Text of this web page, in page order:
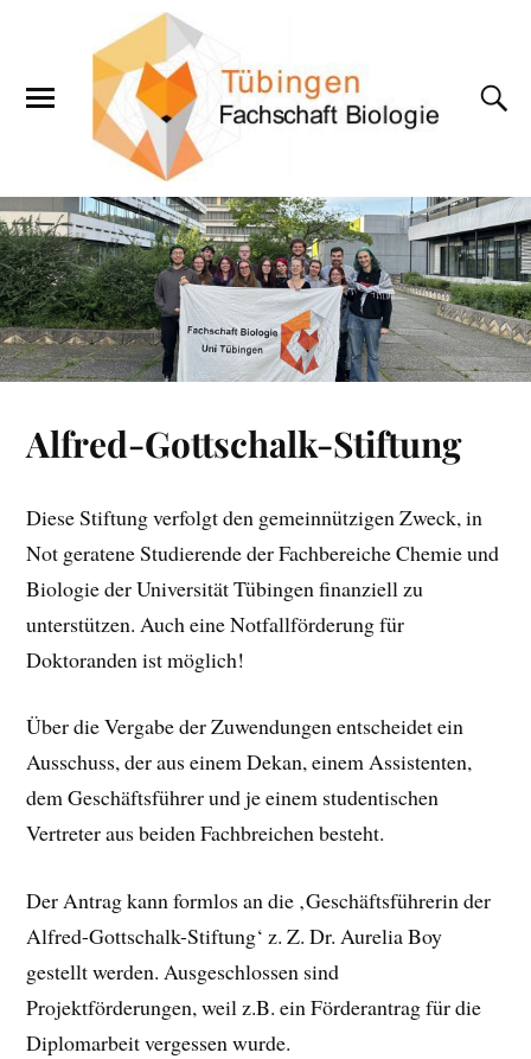
Alfred-Gottschalk-Stiftung
Diese Stiftung verfolgt den gemeinnützigen Zweck, in
Not geratene Studierende der Fachbereiche Chemie und
Biologie der Universität Tübingen finanziell zu
unterstützen. Auch eine Notfallförderung für
Doktoranden ist möglich!
Über die Vergabe der Zuwendungen entscheidet ein
Ausschuss, der aus einem Dekan, einem Assistenten,
dem Geschäftsführer und je einem studentischen
Vertreter aus beiden Fachbreichen besteht.
Der Antrag kann formlos an die ‚Geschäftsführerin der
Alfred-Gottschalk-Stiftung‘ z. Z. Dr. Aurelia Boy
gestellt werden. Ausgeschlossen sind
Projektförderungen, weil z.B. ein Förderantrag für die
Diplomarbeit vergessen wurde.